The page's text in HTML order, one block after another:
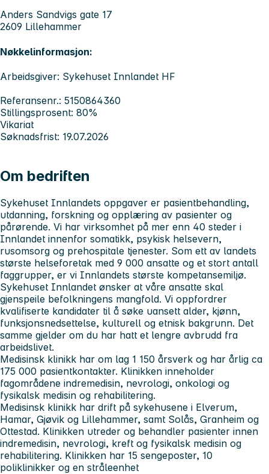
Anders Sandvigs gate 17
2609 Lillehammer
Nøkkelinformasjon:
Arbeidsgiver: Sykehuset Innlandet HF
Referansenr.: 5150864360
Stillingsprosent: 80%
Vikariat
Søknadsfrist: 19.07.2026
Om bedriften
Sykehuset Innlandets oppgaver er pasientbehandling,
utdanning, forskning og opplæring av pasienter og
pårørende. Vi har virksomhet på mer enn 40 steder i
Innlandet innenfor somatikk, psykisk helsevern,
rusomsorg og prehospitale tjenester. Som ett av landets
største helseforetak med 9 000 ansatte og et stort antall
faggrupper, er vi Innlandets største kompetansemiljø.
Sykehuset Innlandet ønsker at våre ansatte skal
gjenspeile befolkningens mangfold. Vi oppfordrer
kvalifiserte kandidater til å søke uansett alder, kjønn,
funksjonsnedsettelse, kulturell og etnisk bakgrunn. Det
samme gjelder om du har hatt et lengre avbrudd fra
arbeidslivet.
Medisinsk klinikk har om lag 1 150 årsverk og har årlig ca
175 000 pasientkontakter. Klinikken inneholder
fagområdene indremedisin, nevrologi, onkologi og
fysikalsk medisin og rehabilitering.
Medisinsk klinikk har drift på sykehusene i Elverum,
Hamar, Gjøvik og Lillehammer, samt Solås, Granheim og
Ottestad. Klinikken utreder og behandler pasienter innen
indremedisin, nevrologi, kreft og fysikalsk medisin og
rehabilitering. Klinikken har 15 sengeposter, 10
poliklinikker og en stråleenhet